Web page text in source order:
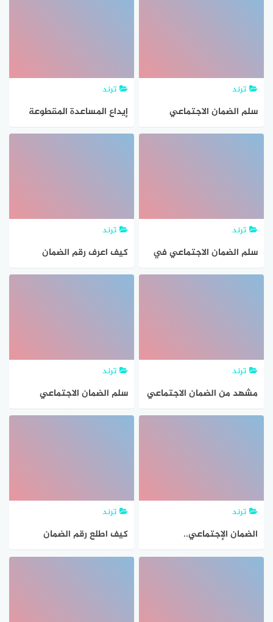
ترند
سلم الضمان الاجتماعي
الجديد 2022
ترند
إيداع المساعدة المقطوعة
لمستفيد الضمان الاجتماعي
ترند
سلم الضمان الاجتماعي في
السعودية 1443
ترند
كيف اعرف رقم الضمان
الاجتماعي الخاص بي 1443
ترند
مشهد من الضمان الاجتماعي
– مخزن
ترند
سلم الضمان الاجتماعي
الجديد 1443
ترند
الضمان الإجتماعي..
المساعدة المقطوعة شروطها
ترند
كيف اطلع رقم الضمان
الاجتماعي السعودي 2021